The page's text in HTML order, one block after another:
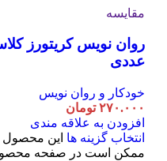
مقایسه
عددی
خودکار و روان نویس
۲۷۰.۰۰۰ تومان
افزودن به علاقه مندی
انتخاب گزینه ها این محصول
ممکن است در صفحه